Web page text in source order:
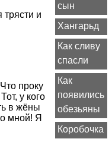
сын
Хангарьд
Как сливу
спасли
Как
появились
обезьяны
Коробочка
трясти и
проку
у кого
в жёны
мной! Я